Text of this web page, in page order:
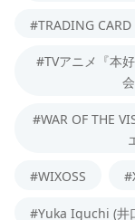
#TRADING
#TVアニメ『本
#WAR OF THE
#WIXOSS
#Yuka Iguchi (井